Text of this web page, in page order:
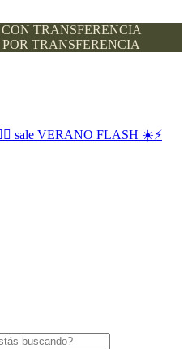
TRANSFERENCIA
TRANSFERENCIA
sale VERANO FLASH ☀️⚡️